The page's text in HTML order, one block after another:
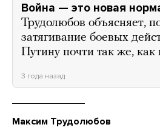
Война — это новая
Трудолюбов объясняет,
затягивание боевых
Путину почти так же, как
3 года назад
Максим Трудолюбов